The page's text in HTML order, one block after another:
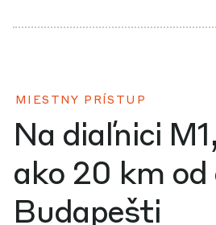
MIESTNY PRÍSTUP
Na diaľnici
ako 20 km
Budapešti